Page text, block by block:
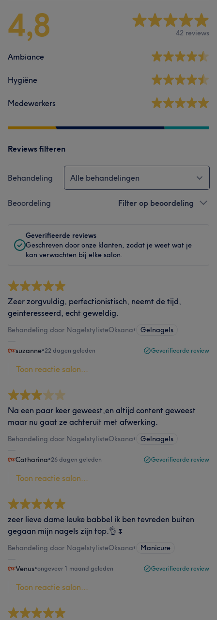
4,8 42 reviews
Ambiance
Hygiëne
Medewerkers
Reviews filteren
Behandeling Alle behandelingen
Beoordeling Filter op beoordeling
Geverifieerde reviews
Geschreven door onze klanten, zodat je weet wat je
kan verwachten bij elke salon.
Zeer zorgvuldig, perfectionistisch, neemt de tijd,
geinteresseerd, echt geweldig.
Behandeling door NagelstylisteOksana• Gelnagels
suzanne•22 dagen geleden Geverifieerde review
Toon reactie salon...
Na een paar keer geweest,en altijd content geweest
maar nu gaat ze achteruit met afwerking.
Behandeling door NagelstylisteOksana• Gelnagels
Catharina•26 dagen geleden Geverifieerde review
Toon reactie salon...
zeer lieve dame leuke babbel ik ben tevreden buiten
gegaan mijn nagels zijn top.👌🌷
Behandeling door NagelstylisteOksana• Manicure
Venus•ongeveer 1 maand geleden Geverifieerde review
Toon reactie salon...